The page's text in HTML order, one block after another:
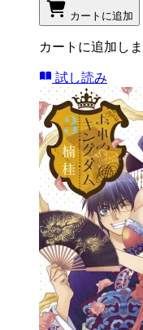
カートに追加
カートに追加し
試し読み